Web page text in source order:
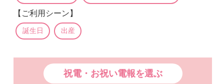
【ご利用シーン】
誕生日 出産
祝電・お祝い電報を選ぶ